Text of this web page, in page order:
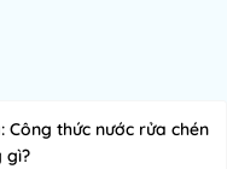
Công thức nước rửa chén
gì?